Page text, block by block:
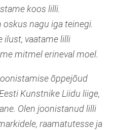
koos lilli.
nagu iga teinegi.
ilust, vaatame lilli
mitmel erineval moel.
õppejõud
Kunstnike Liidu liige,
Olen joonistanud lilli
raamatutesse ja